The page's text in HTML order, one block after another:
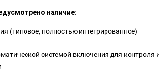
наличие:
(типовое, полностью интегрированное)
системой включения для контроля